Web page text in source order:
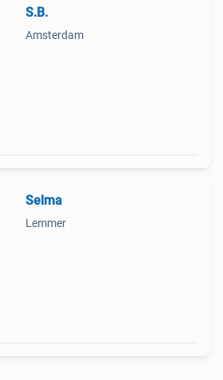
S.B.
Amsterdam
Selma
Lemmer